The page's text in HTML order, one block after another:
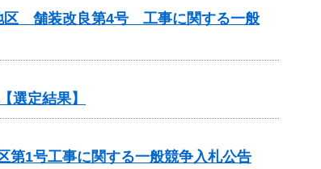
区 舗装改良第4号 工事に関する一般
選定結果】
第1号工事に関する一般競争入札公告